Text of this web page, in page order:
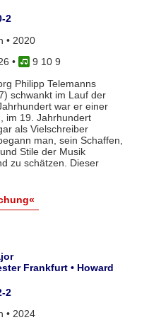
2
• 2020
•
9 10 9
Philipp Telemanns
schwankt im Lauf der
war er einer
im 19. Jahrhundert
als Vielschreiber
man, sein Schaffen,
Stile der Musik
zu schätzen. Dieser
Frankfurt • Howard
2
• 2024